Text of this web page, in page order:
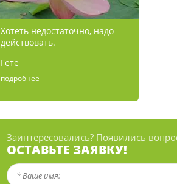
Хотеть недостаточно, надо
действовать.
Гете
подробнее
Заинтересовались? Появились
ОСТАВЬТЕ ЗАЯВКУ!